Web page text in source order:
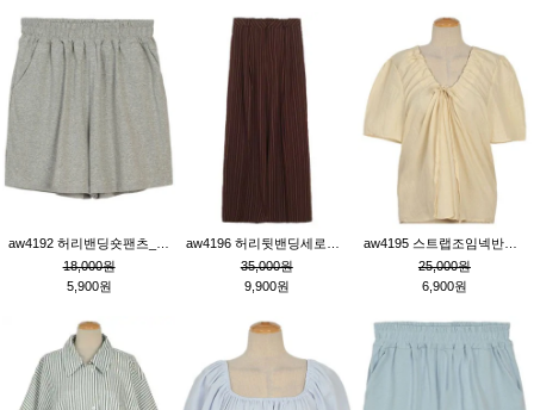
18,000원
5,900원
35,000원
9,900원
25,000원
6,900원